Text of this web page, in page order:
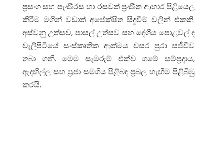
ප්‍රසංග සහ පැණිරස හා රසවත් ප්‍රණීත ආහාර පිළියෙල
කිරීම මගින් වඩාත් අපේක්ෂිත සිදුවීම් වලින් එකකි.
අස්වනු උත්සව, පාසල් උත්සව සහ දේශීය පොළවල් ද
වැලිපිටියේ සංස්කෘතික ආත්මය වසර පුරා සජීවීව
තබා ගනී. මෙම සැමරුම් එක්ව ගමේ සම්ප්‍රදාය,
ඇදහිල්ල සහ ප්‍රජා සමගිය පිළිබඳ ප්‍රබල හැඟීම පිළිබිඹු
කරයි.